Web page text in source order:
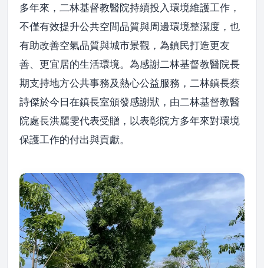
多年來，二林基督教醫院持續投入環境維護工作，
不僅有效提升公共空間品質與周邊環境整潔度，也
有助改善空氣品質與城市景觀，為鎮民打造更友
善、更宜居的生活環境。為感謝二林基督教醫院長
期支持地方公共事務及熱心公益服務，二林鎮長蔡
詩傑於今日在鎮長室頒發感謝狀，由二林基督教醫
院處長洪麗雯代表受贈，以表彰院方多年來對環境
保護工作的付出與貢獻。